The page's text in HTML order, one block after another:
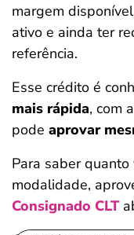
margem
ativo e ainda ter
referência.
Esse crédito é
mais rápida, com
pode aprovar
Para saber
modalidade,
Consignado CLT